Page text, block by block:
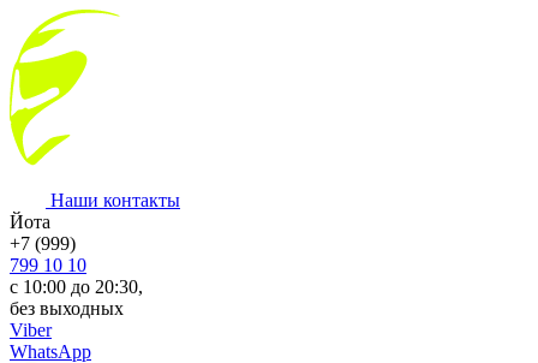
Наши контакты
Йота
+7 (999)
799 10 10
с 10:00 до 20:30,
без выходных
Viber
WhatsApp